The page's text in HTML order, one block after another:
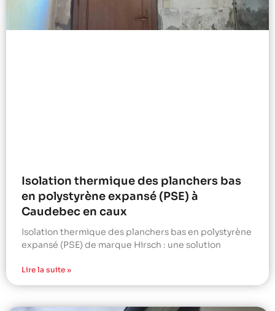
Isolation thermique des planchers bas
en polystyrène expansé (PSE) à
Caudebec en caux
Isolation thermique des planchers bas en polystyrène
expansé (PSE) de marque Hirsch : une solution
Lire la suite »